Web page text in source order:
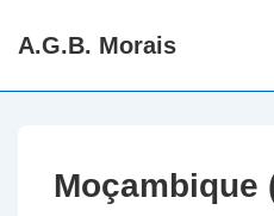
SkipA.G.B. Morais
Moçambique